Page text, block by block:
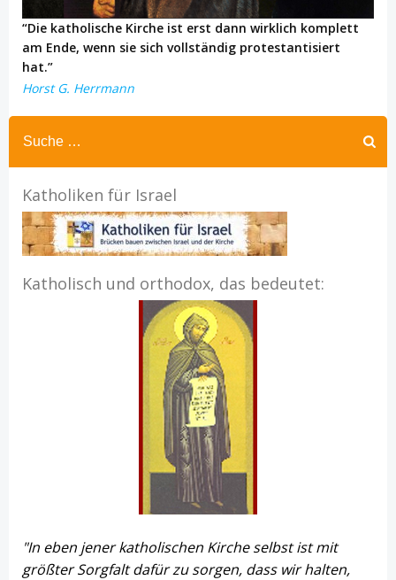
“Die katholische Kirche ist erst dann wirklich komplett
am Ende, wenn sie sich vollständig protestantisiert
hat.”
Horst G. Herrmann
Katholiken für Israel
Katholisch und orthodox, das bedeutet:
"In eben jener katholischen Kirche selbst ist mit
größter Sorgfalt dafür zu sorgen, dass wir halten,